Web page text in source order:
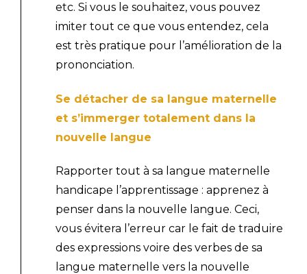
etc. Si vous le souhaitez, vous pouvez
imiter tout ce que vous entendez, cela
est très pratique pour l’amélioration de la
prononciation.
Se détacher de sa langue maternelle
et s’immerger totalement dans la
nouvelle langue
Rapporter tout à sa langue maternelle
handicape l’apprentissage : apprenez à
penser dans la nouvelle langue. Ceci,
vous évitera l’erreur car le fait de traduire
des expressions voire des verbes de sa
langue maternelle vers la nouvelle